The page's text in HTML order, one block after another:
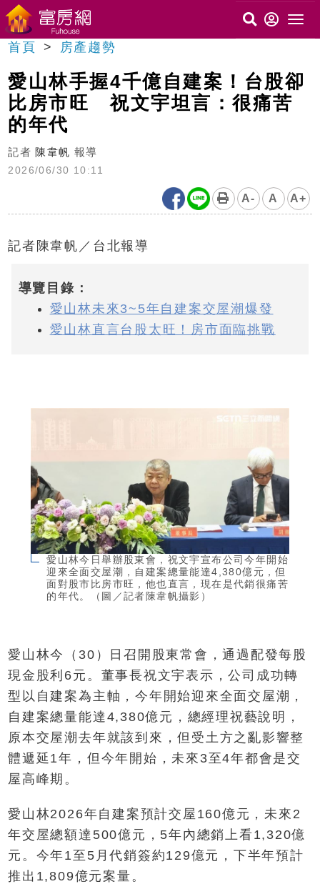
首頁 房產趨勢
愛山林手握4千億自建案！台股卻
比房市旺 祝文宇坦言：很痛苦
的年代
記者 陳韋帆 報導
2026/06/30 10:11
A- A A+
記者陳韋帆／台北報導
導覽目錄：
愛山林未來3~5年自建案交屋潮爆發
愛山林直言台股太旺！房市面臨挑戰
愛山林今日舉辦股東會，祝文宇宣布公司今年開始
迎來全面交屋潮，自建案總量能達4,380億元，但
面對股市比房市旺，他也直言，現在是代銷很痛苦
的年代。（圖／記者陳韋帆攝影）
愛山林今（30）日召開股東常會，通過配發每股
現金股利6元。董事長祝文宇表示，公司成功轉
型以自建案為主軸，今年開始迎來全面交屋潮，
自建案總量能達4,380億元，總經理祝藝說明，
原本交屋潮去年就該到來，但受土方之亂影響整
體遞延1年，但今年開始，未來3至4年都會是交
屋高峰期。
愛山林2026年自建案預計交屋160億元，未來2
年交屋總額達500億元，5年內總銷上看1,320億
元。今年1至5月代銷簽約129億元，下半年預計
推出1,809億元案量。